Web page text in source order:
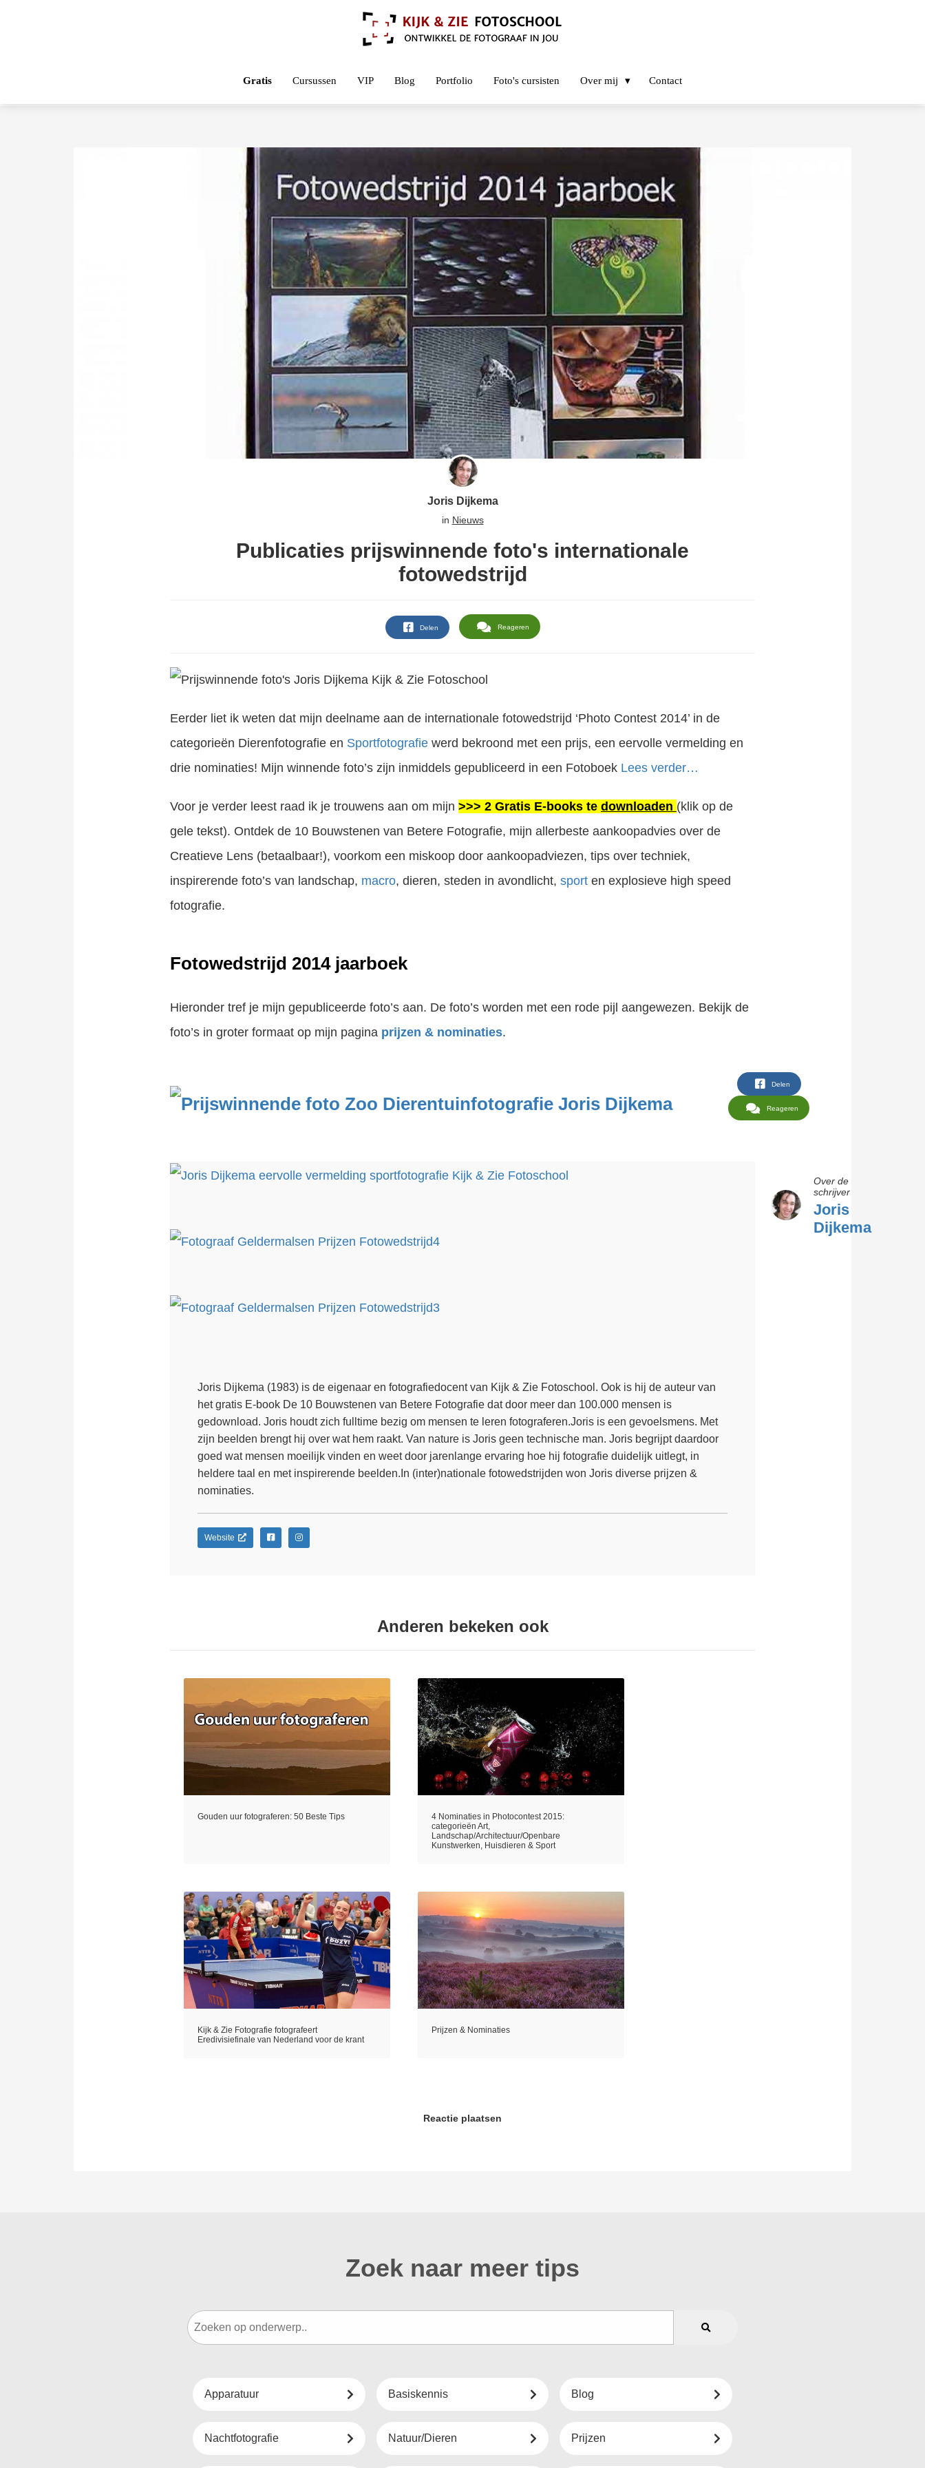
Gratis Cursussen VIP Blog Portfolio Foto's cursisten Over mij Contact
Joris Dijkema
in Nieuws
Publicaties prijswinnende foto's internationale
fotowedstrijd
Delen Reageren
Eerder liet ik weten dat mijn deelname aan de internationale fotowedstrijd ‘Photo Contest 2014’ in de
categorieën Dierenfotografie en Sportfotografie werd bekroond met een prijs, een eervolle vermelding en
drie nominaties! Mijn winnende foto’s zijn inmiddels gepubliceerd in een Fotoboek Lees verder…
Voor je verder leest raad ik je trouwens aan om mijn >>> 2 Gratis E-books te downloaden (klik op de
gele tekst). Ontdek de 10 Bouwstenen van Betere Fotografie, mijn allerbeste aankoopadvies over de
Creatieve Lens (betaalbaar!), voorkom een miskoop door aankoopadviezen, tips over techniek,
inspirerende foto’s van landschap, macro, dieren, steden in avondlicht, sport en explosieve high speed
fotografie.
Fotowedstrijd 2014 jaarboek
Hieronder tref je mijn gepubliceerde foto’s aan. De foto’s worden met een rode pijl aangewezen. Bekijk de
foto’s in groter formaat op mijn pagina prijzen & nominaties.
Delen
Reageren
Over de
schrijver
Joris
Dijkema
Joris Dijkema (1983) is de eigenaar en fotografiedocent van Kijk & Zie Fotoschool. Ook is hij de auteur van
het gratis E-book De 10 Bouwstenen van Betere Fotografie dat door meer dan 100.000 mensen is
gedownload. Joris houdt zich fulltime bezig om mensen te leren fotograferen.Joris is een gevoelsmens. Met
zijn beelden brengt hij over wat hem raakt. Van nature is Joris geen technische man. Joris begrijpt daardoor
goed wat mensen moeilijk vinden en weet door jarenlange ervaring hoe hij fotografie duidelijk uitlegt, in
heldere taal en met inspirerende beelden.In (inter)nationale fotowedstrijden won Joris diverse prijzen &
nominaties.
Website
Anderen bekeken ook
Gouden uur fotograferen: 50 Beste Tips
4 Nominaties in Photocontest 2015:
categorieën Art,
Landschap/Architectuur/Openbare
Kunstwerken, Huisdieren & Sport
Kijk & Zie Fotografie fotografeert
Eredivisiefinale van Nederland voor de krant
Prijzen & Nominaties
Reactie plaatsen
Zoek naar meer tips
Apparatuur Basiskennis Blog
Nachtfotografie Natuur/Dieren Prijzen